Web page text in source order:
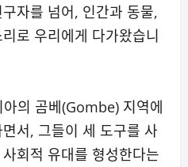
자를 넘어, 인간과 동물,
로 우리에게 다가왔습니
의 곰베(Gombe) 지역에
서, 그들이 세 도구를 사
회적 유대를 형성한다는